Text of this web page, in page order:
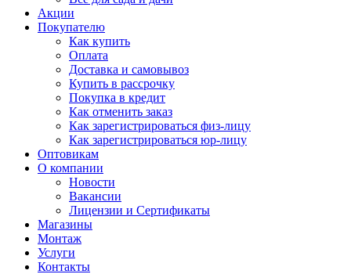
Акции
Покупателю
Как купить
Оплата
Доставка и самовывоз
Купить в рассрочку
Покупка в кредит
Как отменить заказ
Как зарегистрироваться физ-лицу
Как зарегистрироваться юр-лицу
Оптовикам
О компании
Новости
Вакансии
Лицензии и Сертификаты
Магазины
Монтаж
Услуги
Контакты